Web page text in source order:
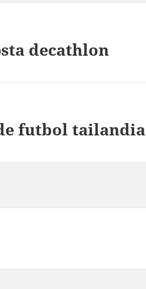
decathlon
futbol tailandia